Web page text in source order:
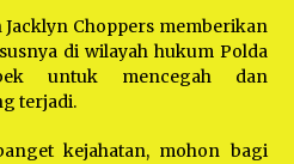
Jacklyn Choppers memberikan
di wilayah hukum Polda
untuk mencegah dan
terjadi.
kejahatan, mohon bagi